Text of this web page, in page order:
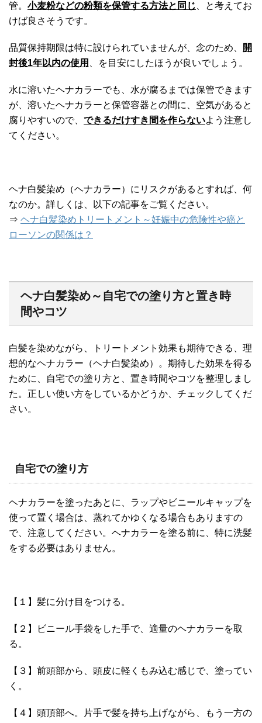
管。 小麦粉などの粉類を保管する方法と同じ 、と考えてお
けば良さそうです。
品質保持期限は特に設けられていませんが、念のため、
開
封後1年以内の使用
、を目安にしたほうが良いでしょう。
水に溶いたヘナカラーでも、水が腐るまでは保管できます
が、溶いたヘナカラーと保管容器との間に、空気があると
腐りやすいので、 できるだけすき間を作らないよう注意し
てください。
ヘナ白髪染め（ヘナカラー）にリスクがあるとすれば、何
なのか。詳しくは、以下の記事をご覧ください。
⇒ ヘナ白髪染めトリートメント～妊娠中の危険性や癌と
ローソンの関係は？
ヘナ白髪染め～自宅での塗り方と置き時
間やコツ
白髪を染めながら、トリートメント効果も期待できる、理
想的なヘナカラー（ヘナ白髪染め）。期待した効果を得る
ために、自宅での塗り方と、置き時間やコツを整理しまし
た。正しい使い方をしているかどうか、チェックしてくだ
さい。
自宅での塗り方
ヘナカラーを塗ったあとに、ラップやビニールキャップを
使って置く場合は、蒸れてかゆくなる場合もありますの
で、注意してください。ヘナカラーを塗る前に、特に洗髪
をする必要はありません。
【１】髪に分け目をつける。
【２】ビニール手袋をした手で、適量のヘナカラーを取
る。
【３】前頭部から、頭皮に軽くもみ込む感じで、塗ってい
く。
【４】頭頂部へ。片手で髪を持ち上げながら、もう一方の